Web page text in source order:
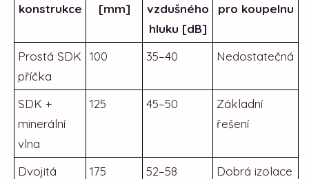
konstrukce
[mm]
vzdušného
hluku [dB]
pro koupelnu
Prostá SDK
příčka
100 35–40 Nedostatečná
SDK +
minerální
vlna
125 45–50
Základní
řešení
Dvojitá
175 52–58 Dobrá izolace